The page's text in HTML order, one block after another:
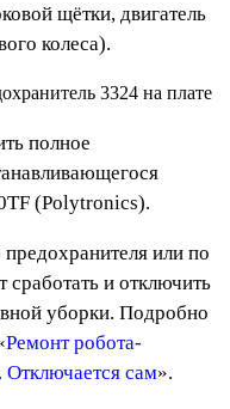
щётки, двигатель
колеса).
полное
(Polytronics).
или по
и отключить
уборки. Подробно
Ремонт робота-
сам».